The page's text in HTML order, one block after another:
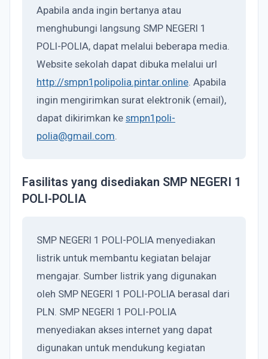
Apabila anda ingin bertanya atau
menghubungi langsung SMP NEGERI 1
POLI-POLIA, dapat melalui beberapa media.
Website sekolah dapat dibuka melalui url
http://smpn1polipolia.pintar.online. Apabila
ingin mengirimkan surat elektronik (email),
dapat dikirimkan ke smpn1poli-
polia@gmail.com.
Fasilitas yang disediakan SMP NEGERI 1
POLI-POLIA
SMP NEGERI 1 POLI-POLIA menyediakan
listrik untuk membantu kegiatan belajar
mengajar. Sumber listrik yang digunakan
oleh SMP NEGERI 1 POLI-POLIA berasal dari
PLN. SMP NEGERI 1 POLI-POLIA
menyediakan akses internet yang dapat
digunakan untuk mendukung kegiatan